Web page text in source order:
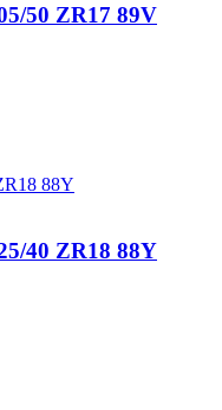
50 ZR17 89V
40 ZR18 88Y